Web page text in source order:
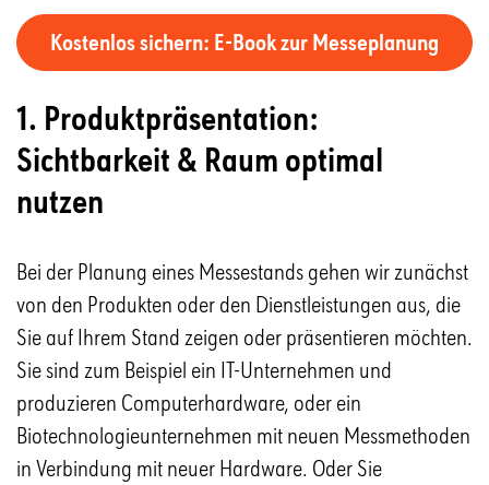
Kostenlos sichern: E-Book zur Messeplanung
1. Produktpräsentation:
Sichtbarkeit & Raum optimal
nutzen
Bei der Planung eines Messestands gehen wir zunächst
von den Produkten oder den Dienstleistungen aus, die
Sie auf Ihrem Stand zeigen oder präsentieren möchten.
Sie sind zum Beispiel ein IT-Unternehmen und
produzieren Computerhardware, oder ein
Biotechnologieunternehmen mit neuen Messmethoden
in Verbindung mit neuer Hardware. Oder Sie